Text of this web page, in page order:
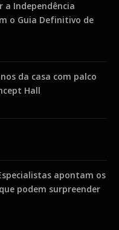
a Independência
o Guia Definitivo de
da casa com palco
Hall
apontam os
podem surpreender